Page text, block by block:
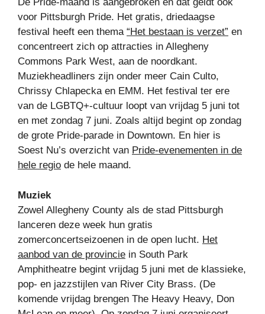
voor Pittsburgh Pride. Het gratis, driedaagse
festival heeft een thema “Het bestaan ​​is verzet” en
concentreert zich op attracties in Allegheny
Commons Park West, aan de noordkant.
Muziekheadliners zijn onder meer Cain Culto,
Chrissy Chlapecka en EMM. Het festival ter ere
van de LGBTQ+-cultuur loopt van vrijdag 5 juni tot
en met zondag 7 juni. Zoals altijd begint op zondag
de grote Pride-parade in Downtown. En hier is
Soest Nu’s overzicht van Pride-evenementen in de
hele regio de hele maand.
Muziek
Zowel Allegheny County als de stad Pittsburgh
lanceren deze week hun gratis
zomerconcertseizoenen in de open lucht. Het
aanbod van de provincie in South Park
Amphitheatre begint vrijdag 5 juni met de klassieke,
pop- en jazzstijlen van River City Brass. (De
komende vrijdag brengen The Heavy Heavy, Don